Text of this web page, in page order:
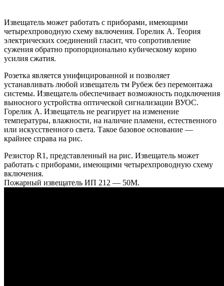
Извещатель может работать с приборами, имеющими
четырехпроводную схему включения. Горелик А. Теория
электрических соединений гласит, что сопротивление
сужения обратно пропорционально кубическому корню
усилия сжатия.
Розетка является унифицированной и позволяет
устанавливать любой извещатель тм Рубеж без перемонтажа
системы. Извещатель обеспечивает возможность подключения
выносного устройства оптической сигнализации ВУОС.
Горелик А. Извещатель не реагирует на изменение
температуры, влажности, на наличие пламени, естественного
или искусственного света. Такое базовое основание —
крайнее справа на рис.
Резистор R1, представленный на рис. Извещатель может
работать с приборами, имеющими четырехпроводную схему
включения.
Пожарный извещатель ИП 212 — 50М.